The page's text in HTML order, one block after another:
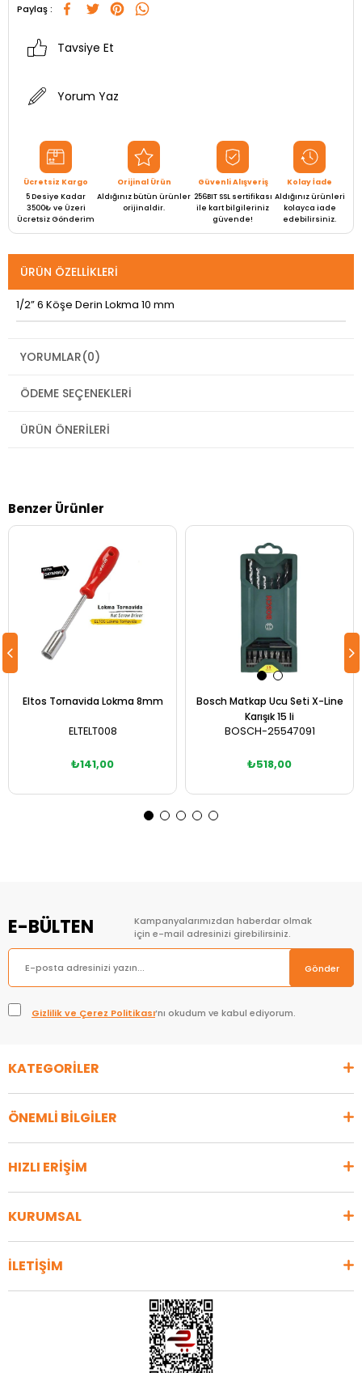
Paylaş :
Tavsiye Et
Yorum Yaz
Ücretsiz Kargo
5 Desiye Kadar
3500₺ ve Üzeri
Ücretsiz Gönderim
Orijinal Ürün
Aldığınız bütün ürünler
orijinaldir.
Güvenli Alışveriş
256BIT SSL sertifikası
ile kart bilgileriniz
güvende!
Kolay İade
Aldığınız ürünleri
kolayca iade
edebilirsiniz.
ÜRÜN ÖZELLIKLERI
1/2” 6 Köşe Derin Lokma 10 mm
YORUMLAR(0)
ÖDEME SEÇENEKLERI
ÜRÜN ÖNERILERI
Benzer Ürünler
Eltos Tornavida Lokma 8mm
ELTELT008
₺141,00
Bosch Matkap Ucu Seti X-Line
Karışık 15 li
BOSCH-25547091
₺518,00
E-BÜLTEN
Kampanyalarımızdan haberdar olmak
için e-mail adresinizi girebilirsiniz.
Gönder
Gizlilik ve Çerez Politikası’nı okudum ve kabul ediyorum.
KATEGORİLER
ÖNEMLİ BİLGİLER
HIZLI ERİŞİM
KURUMSAL
İLETİŞİM